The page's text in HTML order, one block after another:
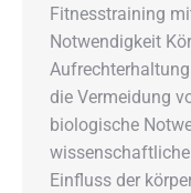
Fitnesstraining
Notwendigkeit
die Vermeidung
biologische
Einfluss der